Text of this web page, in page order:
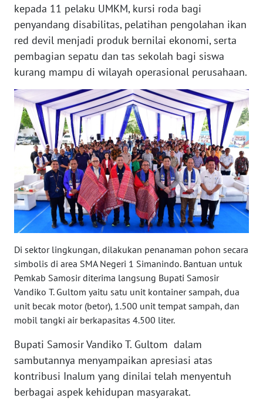
kepada 11 pelaku UMKM, kursi roda bagi
penyandang disabilitas, pelatihan pengolahan ikan
red devil menjadi produk bernilai ekonomi, serta
pembagian sepatu dan tas sekolah bagi siswa
kurang mampu di wilayah operasional perusahaan.
Di sektor lingkungan, dilakukan penanaman pohon secara
simbolis di area SMA Negeri 1 Simanindo. Bantuan untuk
Pemkab Samosir diterima langsung Bupati Samosir
Vandiko T. Gultom yaitu satu unit kontainer sampah, dua
unit becak motor (betor), 1.500 unit tempat sampah, dan
mobil tangki air berkapasitas 4.500 liter.
Bupati Samosir Vandiko T. Gultom dalam
sambutannya menyampaikan apresiasi atas
kontribusi Inalum yang dinilai telah menyentuh
berbagai aspek kehidupan masyarakat.
WN
SULSEL
WN
WN
SULUT
WN
MALUKU
WN
MALUT
WN
DANAU
TOBA
WN
NIAS
WN
LANGKAT